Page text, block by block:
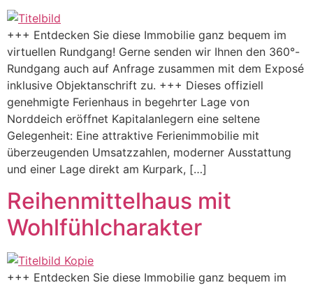
+++ Entdecken Sie diese Immobilie ganz bequem im
virtuellen Rundgang! Gerne senden wir Ihnen den 360°-
Rundgang auch auf Anfrage zusammen mit dem Exposé
inklusive Objektanschrift zu. +++ Dieses offiziell
genehmigte Ferienhaus in begehrter Lage von
Norddeich eröffnet Kapitalanlegern eine seltene
Gelegenheit: Eine attraktive Ferienimmobilie mit
überzeugenden Umsatzzahlen, moderner Ausstattung
und einer Lage direkt am Kurpark, […]
Reihenmittelhaus mit
Wohlfühlcharakter
+++ Entdecken Sie diese Immobilie ganz bequem im